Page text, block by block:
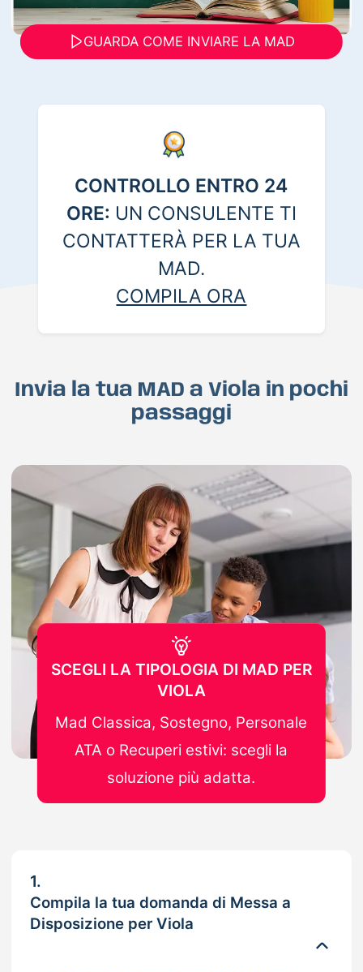
GUARDA COME INVIARE LA MAD
CONTROLLO ENTRO 24
ORE: UN CONSULENTE TI
CONTATTERÀ PER LA TUA
MAD.
COMPILA ORA
Invia la tua MAD a Viola in pochi
passaggi
1.
Compila la tua domanda di Messa a
Disposizione per Viola
SCEGLI LA TIPOLOGIA DI MAD PER
VIOLA
Mad Classica, Sostegno, Personale
ATA o Recuperi estivi: scegli la
soluzione più adatta.